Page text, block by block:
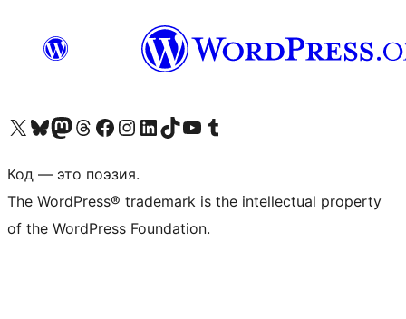
Посетите нас в X (ранее Twitter)
Посетите нашу учётную запись в Bluesky
Посетите нашу ленту в Mastodon
Посетите нашу учётную запись в Threads
Посетите нашу страницу на Facebook
Посетите наш Instagram
Посетите нашу страницу в LinkedIn
Посетите нашу учётную запись в TikTok
Посетите наш канал YouTube
Посетите нашу учётную запись в Tumblr
Код — это поэзия.
The WordPress® trademark is the intellectual property
of the WordPress Foundation.